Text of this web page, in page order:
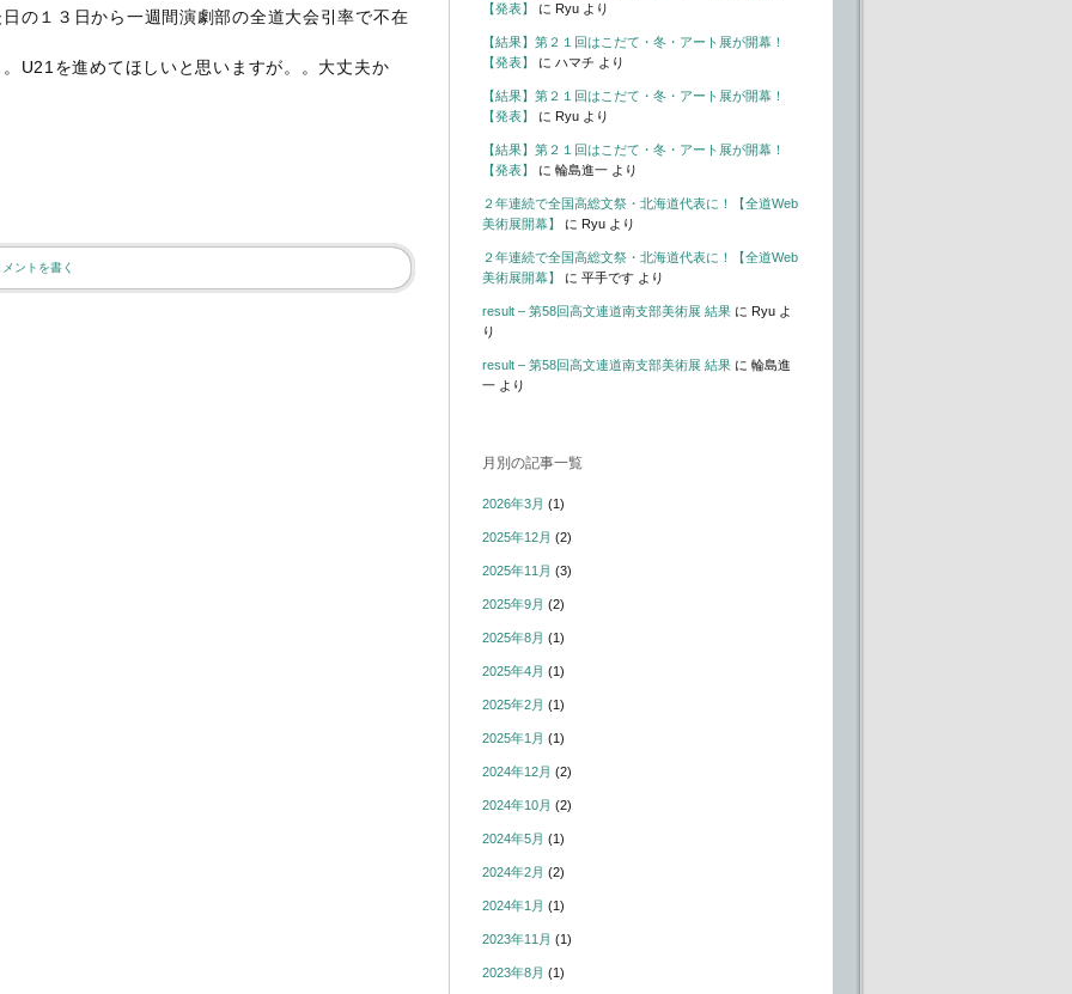
の１３日から一週間演劇部の全道大会引率で不在
U21を進めてほしいと思いますが。。大丈夫か
メントを書く
【発表】
に Ryu より
【結果】第２１回はこだて・冬・アート展が開幕！
【発表】
に ハマチ より
【結果】第２１回はこだて・冬・アート展が開幕！
【発表】
に Ryu より
【結果】第２１回はこだて・冬・アート展が開幕！
【発表】
に 輪島進一 より
２年連続で全国高総文祭・北海道代表に！【全道Web
美術展開幕】
に Ryu より
２年連続で全国高総文祭・北海道代表に！【全道Web
美術展開幕】
に 平手です より
result – 第58回高文連道南支部美術展 結果 に Ryu よ
り
result – 第58回高文連道南支部美術展 結果 に 輪島進
一 より
月別の記事一覧
2026年3月 (1)
2025年12月 (2)
2025年11月 (3)
2025年9月 (2)
2025年8月 (1)
2025年4月 (1)
2025年2月 (1)
2025年1月 (1)
2024年12月 (2)
2024年10月 (2)
2024年5月 (1)
2024年2月 (2)
2024年1月 (1)
2023年11月 (1)
2023年8月 (1)